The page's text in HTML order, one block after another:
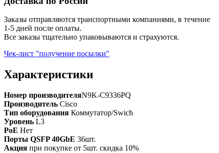
Заказы отправляются транспортными компаниями, в течение
1-5 дней после оплаты.
Все заказы тщательно упаковываются и страхуются.
Чек-лист "получение посылки"
Характеристики
Номер производителяN9K-C9336PQ
Производитель Cisco
Тип оборудования Коммутатор/Swich
Уровень L3
PoE Нет
Порты QSFP 40GbE 36шт.
Акция при покупке от 5шт. скидка 10%